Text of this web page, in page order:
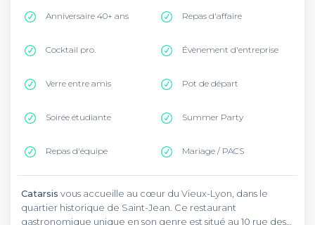
Anniversaire 40+ ans Repas d'affaire
Cocktail pro. Évènement d'entreprise
Verre entre amis Pot de départ
Soirée étudiante Summer Party
Repas d'équipe Mariage / PACS
Catarsis vous accueille au cœur du Vieux-Lyon, dans le
quartier historique de Saint-Jean. Ce restaurant
gastronomique unique en son genre est situé au 10 rue des